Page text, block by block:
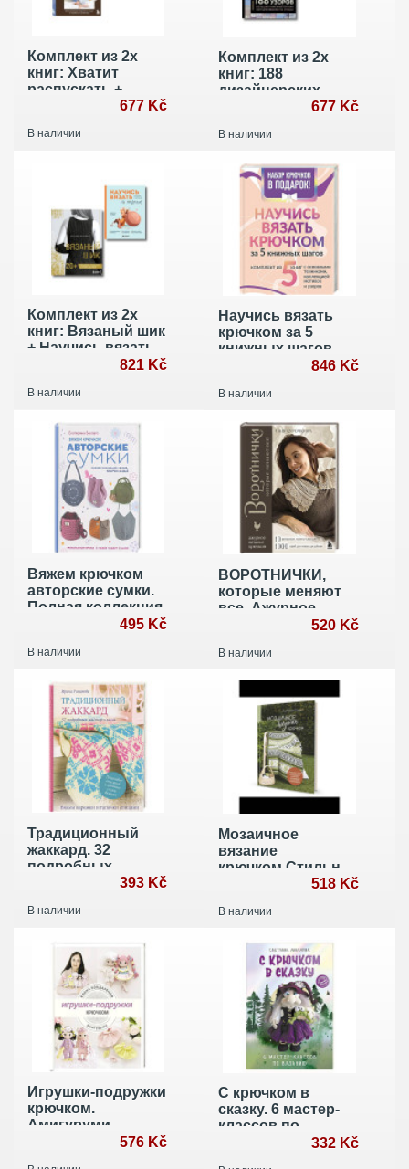
Комплект из 2х
книг: Хватит
распускать +
Вяжем спицами677 Kč
В наличии
Комплект из 2х
книг: 188
дизайнерских
узоров + Мое
планер
677 Kč
В наличии
Комплект из 2х
книг: Вязаный шик
+ Научись вязать
821 Kč
В наличии
Научись вязать
крючком за 5
книжных шагов.
Набор крючков в
846 Kč
В наличии
Вяжем крючком
авторские сумки.
Полная коллекция
техник, приемов и
495 Kč
В наличии
ВОРОТНИЧКИ,
которые меняют
все. Ажурное
вязание крючком.
мастер-классов и
520 Kč
В наличии
Традиционный
жаккард. 32
подробных
мастер-класса.
тапочки спицами
393 Kč
В наличии
Мозаичное
вязание
крючком.Стильные
технике "ленивый
518 Kč
В наличии
Игрушки-подружки
крючком.
Амигуруми
576 Kč
С крючком в
сказку. 6 мастер-
классов по
332 Kč